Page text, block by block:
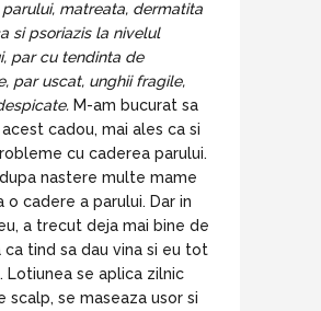
matreata, dermatita
si psoriazis la nivelul
par cu tendinta de
par uscat, unghii fragile,
M-am bucurat sa
cadou, mai ales ca si
cu caderea parului.
nastere multe mame
o cadere a parului. Dar in
a trecut deja mai bine de
ca tind sa dau vina si eu tot
Lotiunea se aplica zilnic
scalp, se maseaza usor si